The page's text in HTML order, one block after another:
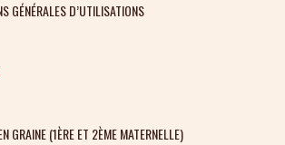
GÉNÉRALES D’UTILISATIONS
GRAINE (1ÈRE ET 2ÈME MATERNELLE)